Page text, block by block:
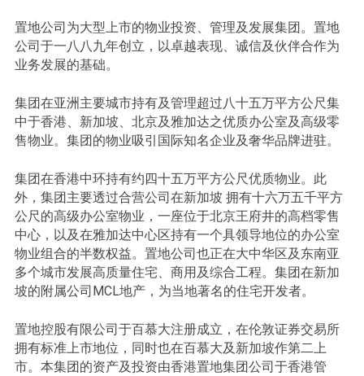
置地公司为大型上市的物业投资、管理及发展集团。置地
公司于一八八九年创立，以卓越表现、诚信及伙伴合作为
业务发展的基础。
集团在亚洲主要城市持有及管理超过八十五万平方公尺集
中于香港、新加坡、北京及雅加达之优质办公室及高级零
售物业。集团的物业吸引国际知名企业及奢华品牌进驻。
集团在香港中环持有约四十五万平方公尺优质物业。此
外，集团主要透过合营公司在新加坡 拥有十六万五千平方
公尺的高级办公室物业，一座位于北京王府井的高档零售
中心，以及在雅加达中心区持有一个具领导地位的办公室
物业组合的半数权益。置地公司也正在大中华区及东南亚
多个城市发展高质量住宅、商用及综合工程。集团在新加
坡的附属公司MCL地产，为当地著名的住宅开发者。
置地控股有限公司于百慕大注册成立，在伦敦证券交易所
拥有标准上市地位，同时也在百慕大及新加坡作第二上
市。本集团的资产及投资由香港置地集团公司于香港管